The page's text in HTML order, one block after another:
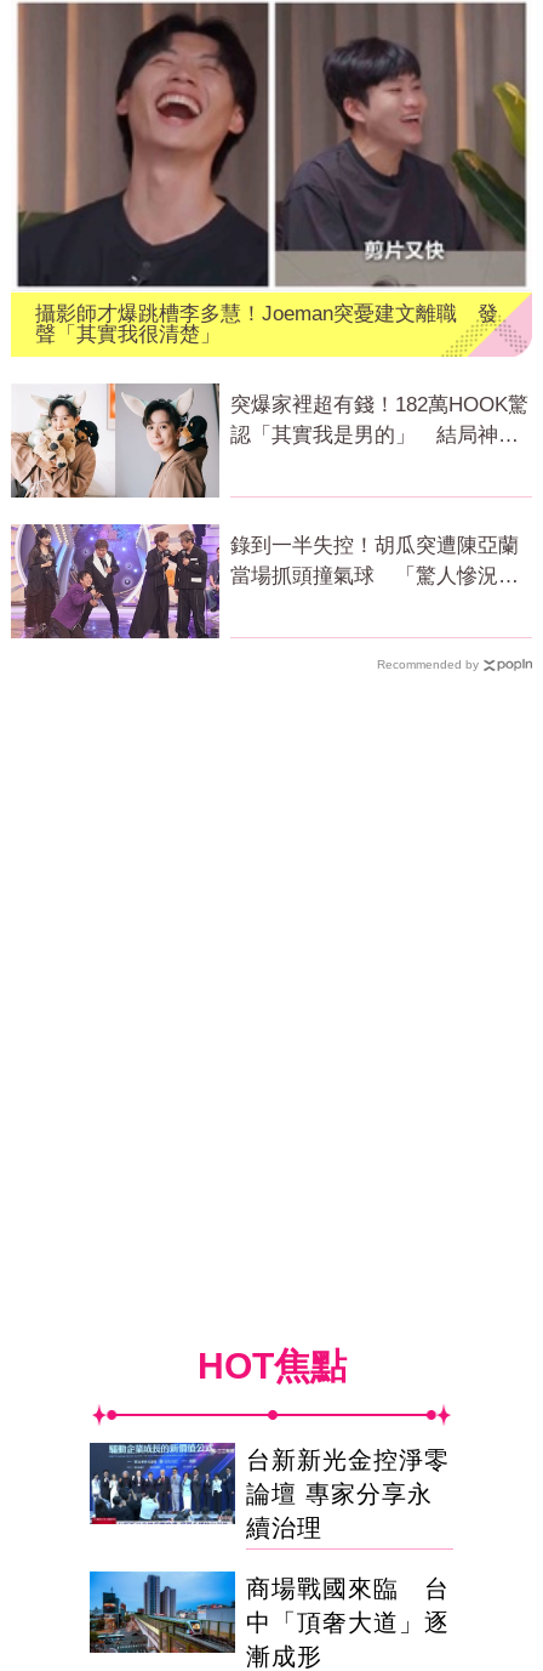
攝影師才爆跳槽李多慧！Joeman突憂建文離職 發
聲「其實我很清楚」
突爆家裡超有錢！182萬HOOK驚
認「其實我是男的」 結局神反
錄到一半失控！胡瓜突遭陳亞蘭
當場抓頭撞氣球 「驚人慘況」
Recommended by
HOT焦點
台新新光金控淨零
論壇 專家分享永
續治理
商場戰國來臨 台
中「頂奢大道」逐
漸成形